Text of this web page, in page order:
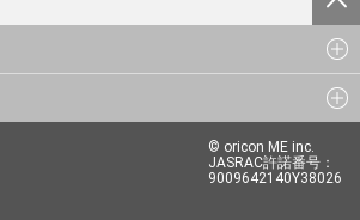
© oricon ME inc.
JASRAC許諾番号：
9009642140Y38026